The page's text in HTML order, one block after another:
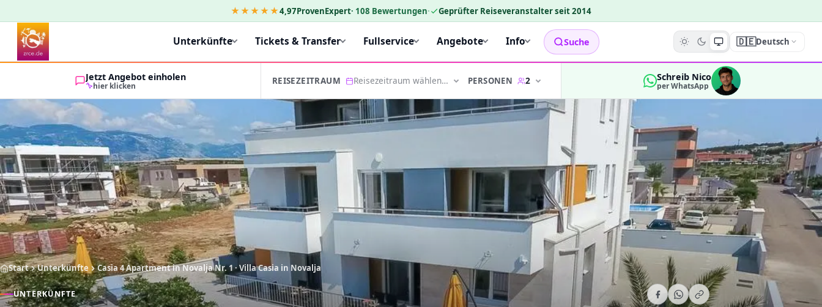
★★★★★4,97ProvenExpert· 108 Bewertungen· Geprüfter Reiseveranstalter seit 2014
Unterkünfte Tickets & Transfer Fullservice Angebote Info Suche 🇩🇪Deutsch
Jetzt Angebot einholen
hier klicken REISEZEITRAUM Reisezeitraum wählen… PERSONEN 2 Schreib Nico
per WhatsApp
Start Unterkünfte Casia 4 Apartment in Novalja Nr. 1 · Villa Casia in Novalja
UNTERKÜNFTE